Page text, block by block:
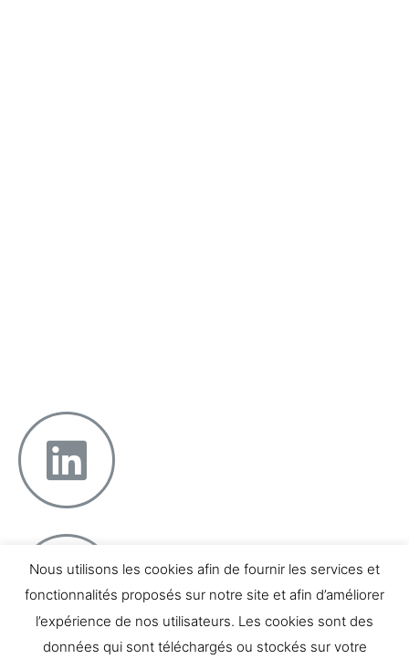
Nous utilisons les cookies afin de fournir les services et
fonctionnalités proposés sur notre site et afin d’améliorer
l’expérience de nos utilisateurs. Les cookies sont des
données qui sont téléchargés ou stockés sur votre